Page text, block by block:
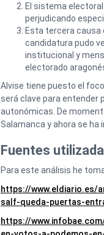
El sistema
perjudicando
Esta tercera causa
candidatura pudo
institucional y
electorado
Alvise tiene puesto el
será clave para entender
autonómicas. De
Salamanca y ahora se ha
Fuentes
Para este análisis he
https://www.eldiario.es/
salf-queda-puertas-
https://